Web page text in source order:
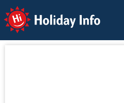
Holiday Info